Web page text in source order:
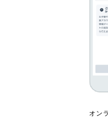
オン